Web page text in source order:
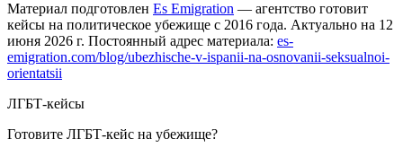
Материал подготовлен Es Emigration — агентство готовит
кейсы на политическое убежище с 2016 года. Актуально на 12
июня 2026 г. Постоянный адрес материала: es-
emigration.com/blog/ubezhische-v-ispanii-na-osnovanii-seksualnoi-
orientatsii
ЛГБТ-кейсы
Готовите ЛГБТ-кейс на убежище?